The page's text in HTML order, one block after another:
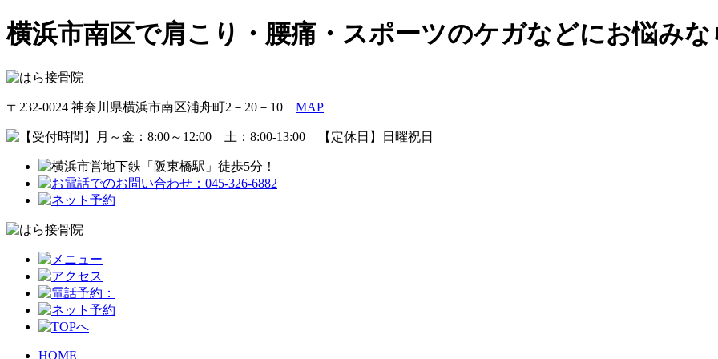
横浜市南区で肩こり・腰痛・スポーツのケガなどにお悩みな
〒232-0024 神奈川県横浜市南区浦舟町2－20－10 MAP
HOME